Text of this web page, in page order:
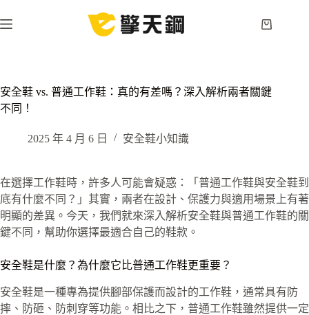
至
容
購
安全鞋 vs. 普通工作鞋：真的有差嗎？深入解析兩者關鍵
不同！
2025 年 4 月 6 日 安全鞋小知識
在選擇工作鞋時，許多人可能會疑惑：「普通工作鞋與安全鞋到
底有什麼不同？」其實，兩者在設計、保護力與適用場景上有著
明顯的差異。今天，我們就來深入解析安全鞋與普通工作鞋的關
鍵不同，幫助你選擇最適合自己的鞋款。
安全鞋是什麼？為什麼它比普通工作鞋更重要？
安全鞋是一種專為提供腳部保護而設計的工作鞋，通常具有防
摔、防砸、防刺穿等功能。相比之下，普通工作鞋雖然提供一定